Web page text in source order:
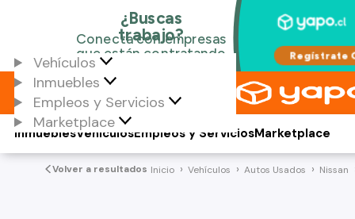
Vehículos
Inmuebles
Empleos y Servicios
Marketplace
Vehículos
Inmuebles Empleos y ServiciosMarketplace
Volver a resultados Inicio Vehículos Autos Usados Nissan